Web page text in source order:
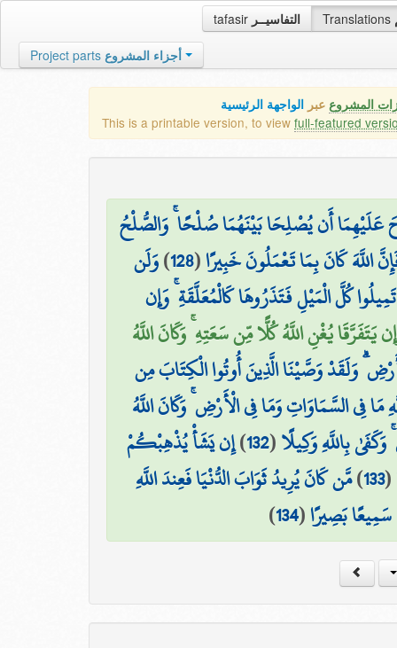
tafasir التفاسيــر Translations
Project parts أجزاء المشروع
المشروع عبر الواجهة الرئيسية
This is a printable version, to view full-featured
عَلَيْهِمَا أَن يُصْلِحَا بَيْنَهُمَا صُلْحًا ۚ وَالصُّلْحُ
كَانَ بِمَا تَعْمَلُونَ خَبِيرًا(
128
)وَلَن
كُلَّ الْمَيْلِ فَتَذَرُوهَا كَالْمُعَلَّقَةِ ۚ وَإِن
يَتَفَرَّقَا يُغْنِ اللَّهُ كُلًّا مِّن سَعَتِهِ ۚ وَكَانَ اللَّهُ
وَلَقَدْ وَصَّيْنَا الَّذِينَ أُوتُوا الْكِتَابَ مِن
فِي السَّمَاوَاتِ وَمَا فِي الْأَرْضِ ۚ وَكَانَ اللَّهُ
بِاللَّهِ وَكِيلًا(
132
)إِن يَشَأْ يُذْهِبْكُمْ
(
133
)مَّن كَانَ يُرِيدُ ثَوَابَ الدُّنْيَا فَعِندَ اللَّهِ
سَمِيعًا بَصِيرًا(
134
)